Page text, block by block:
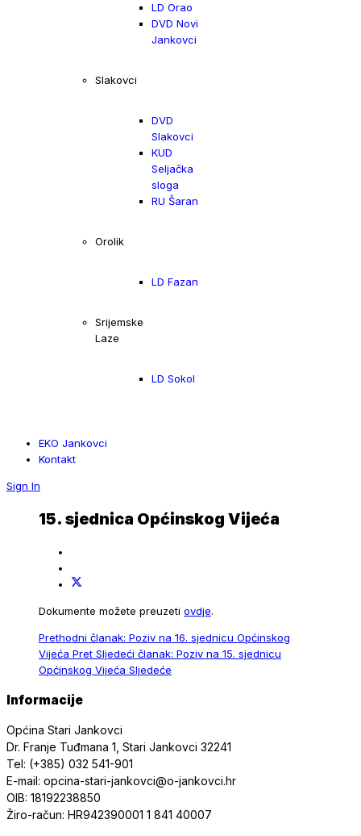
LD Orao
DVD Novi
Jankovci
Slakovci
DVD
Slakovci
KUD
Seljačka
sloga
RU Šaran
Orolik
LD Fazan
Srijemske
Laze
LD Sokol
EKO Jankovci
Kontakt
Sign In
15. sjednica Općinskog Vijeća
Dokumente možete preuzeti ovdje.
Prethodni članak: Poziv na 16. sjednicu Općinskog
Vijeća Pret Sljedeći članak: Poziv na 15. sjednicu
Općinskog Vijeća Sljedeće
Informacije
Općina Stari Jankovci
Dr. Franje Tuđmana 1, Stari Jankovci 32241
Tel: (+385) 032 541-901
E-mail: opcina-stari-jankovci@o-jankovci.hr
OIB: 18192238850
Žiro-račun: HR942390001 1 841 40007